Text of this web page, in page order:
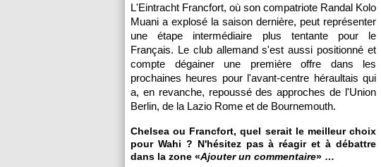
L'Eintracht Francfort, où son compatriote Randal Kolo
Muani a explosé la saison dernière, peut représenter
une étape intermédiaire plus tentante pour le
Français. Le club allemand s'est aussi positionné et
compte dégainer une première offre dans les
prochaines heures pour l'avant-centre héraultais qui
a, en revanche, repoussé des approches de l'Union
Berlin, de la Lazio Rome et de Bournemouth.
Chelsea ou Francfort, quel serait le meilleur choix
pour Wahi ? N'hésitez pas à réagir et à débattre
dans la zone «Ajouter un commentaire» …